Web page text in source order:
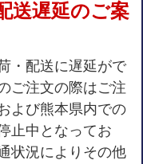
送遅延のご案
・配送に遅延がで
ご注文の際はご注
よび熊本県内での
止中となってお
状況によりその他